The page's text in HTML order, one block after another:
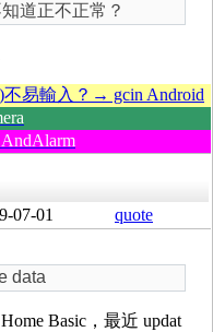
道正不正常？
易輸入？→ gcin Android
07-01 quote
data
Basic，最近 updat